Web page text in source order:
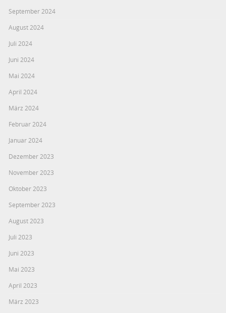
September 2024
August 2024
Juli 2024
Juni 2024
Mai 2024
April 2024
März 2024
Februar 2024
Januar 2024
Dezember 2023
November 2023
Oktober 2023
September 2023
August 2023
Juli 2023
Juni 2023
Mai 2023
April 2023
März 2023